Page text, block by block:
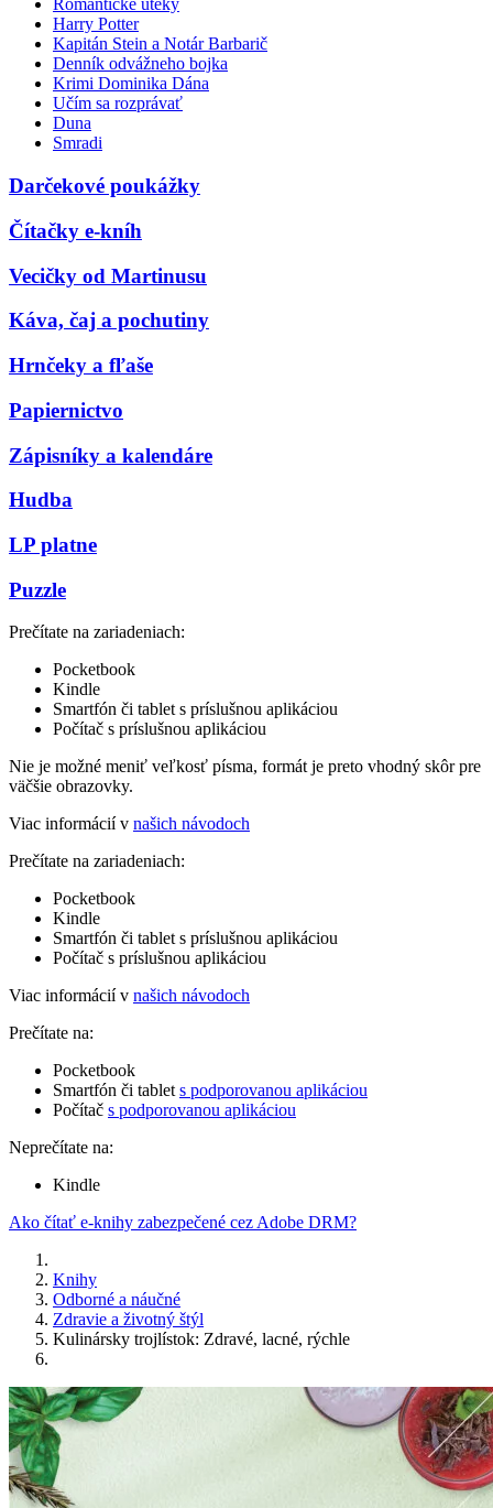
Romantické úteky
Harry Potter
Kapitán Stein a Notár Barbarič
Denník odvážneho bojka
Krimi Dominika Dána
Učím sa rozprávať
Duna
Smradi
Darčekové poukážky
Čítačky e-kníh
Vecičky od Martinusu
Káva, čaj a pochutiny
Hrnčeky a fľaše
Papiernictvo
Zápisníky a kalendáre
Hudba
LP platne
Puzzle
Prečítate na zariadeniach:
Pocketbook
Kindle
Smartfón či tablet s príslušnou aplikáciou
Počítač s príslušnou aplikáciou
Nie je možné meniť veľkosť písma, formát je preto vhodný skôr pre
väčšie obrazovky.
Viac informácií v našich návodoch
Prečítate na zariadeniach:
Pocketbook
Kindle
Smartfón či tablet s príslušnou aplikáciou
Počítač s príslušnou aplikáciou
Viac informácií v našich návodoch
Prečítate na:
Pocketbook
Smartfón či tablet s podporovanou aplikáciou
Počítač s podporovanou aplikáciou
Neprečítate na:
Kindle
Ako čítať e-knihy zabezpečené cez Adobe DRM?
Knihy
Odborné a náučné
Zdravie a životný štýl
Kulinársky trojlístok: Zdravé, lacné, rýchle